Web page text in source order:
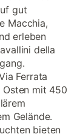
gut
Macchia,
erleben
della
Ferrata
Osten mit 450
Gelände.
bieten